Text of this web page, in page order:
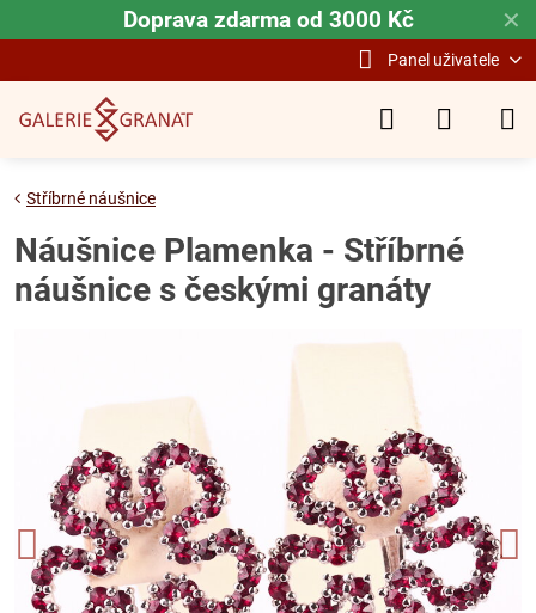
✕
Doprava zdarma od 3000 Kč
Panel uživatele
Stříbrné náušnice
Náušnice Plamenka - Stříbrné
náušnice s českými granáty